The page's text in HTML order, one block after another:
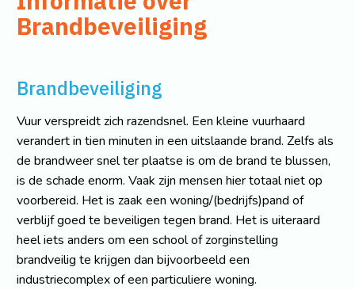
Brandbeveiliging
Brandbeveiliging
Vuur verspreidt zich razendsnel. Een kleine vuurhaard
verandert in tien minuten in een uitslaande brand. Zelfs als
de brandweer snel ter plaatse is om de brand te blussen,
is de schade enorm. Vaak zijn mensen hier totaal niet op
voorbereid. Het is zaak een woning/(bedrijfs)pand of
verblijf goed te beveiligen tegen brand. Het is uiteraard
heel iets anders om een school of zorginstelling
brandveilig te krijgen dan bijvoorbeeld een
industriecomplex of een particuliere woning.